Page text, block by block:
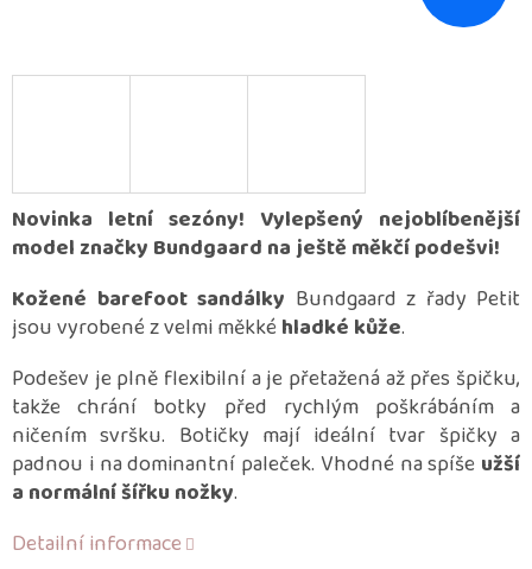
Novinka letní sezóny! Vylepšený nejoblíbenější
model značky Bundgaard na ještě měkčí podešvi!
Kožené barefoot sandálky Bundgaard z řady Petit
jsou vyrobené z velmi měkké hladké kůže.
Podešev je plně flexibilní a je přetažená až přes špičku,
takže chrání botky před rychlým poškrábáním a
ničením svršku. Botičky mají ideální tvar špičky a
padnou i na dominantní paleček. Vhodné na spíše užší
a normální šířku nožky.
Detailní informace